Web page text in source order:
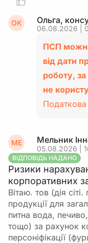
ОК Ольга,
06.08.2026 |
ПСП
від дати
роботу,
не
МЕ Мельник
05.08.2026 |
ВІДПОВІДЬ НАДАНО
Ризики
корпоративних
Вітаю. тов (дія
продукції для
питна вода,
тощо) за рахунок
персоніфікації